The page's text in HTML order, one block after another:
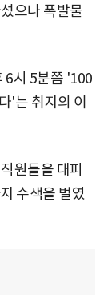
으나 폭발물
6시 5분쯤 '100
'는 취지의 이
원들을 대피
수색을 벌였